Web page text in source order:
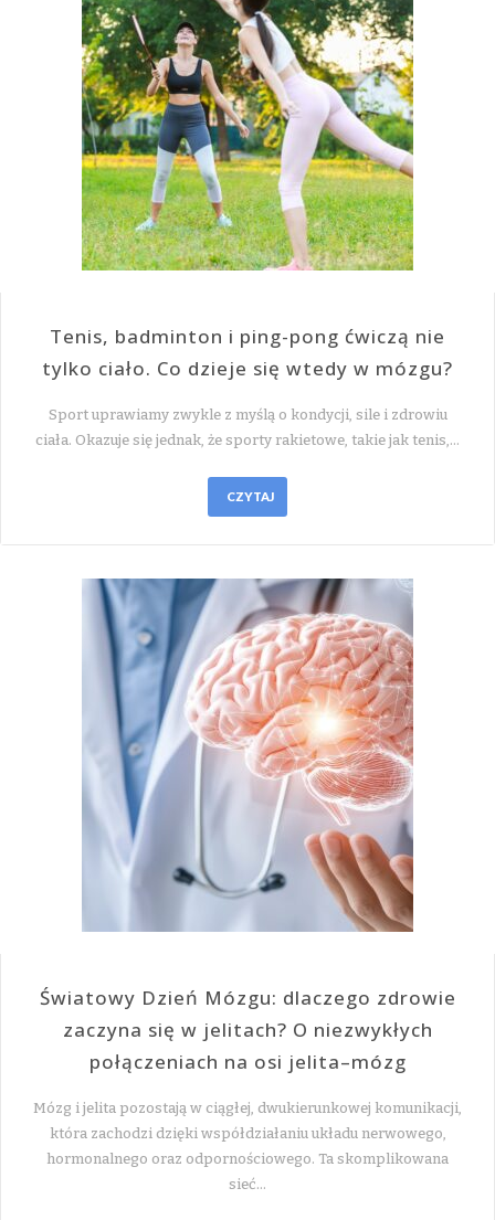
Tenis, badminton i ping-pong ćwiczą nie
tylko ciało. Co dzieje się wtedy w mózgu?
Sport uprawiamy zwykle z myślą o kondycji, sile i zdrowiu
ciała. Okazuje się jednak, że sporty rakietowe, takie jak tenis,…
CZYTAJ
Światowy Dzień Mózgu: dlaczego zdrowie
zaczyna się w jelitach? O niezwykłych
połączeniach na osi jelita–mózg
Mózg i jelita pozostają w ciągłej, dwukierunkowej komunikacji,
która zachodzi dzięki współdziałaniu układu nerwowego,
hormonalnego oraz odpornościowego. Ta skomplikowana
sieć…